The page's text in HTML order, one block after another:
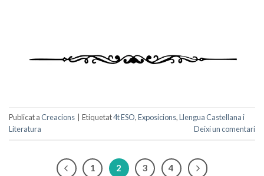
Publicat aCreacions Etiquetat4t ESO,Exposicions,Llengua Castellana i
Literatura
Deixi un comentari
1 2 3 4